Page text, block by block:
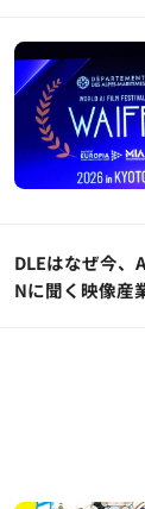
DLEはなぜ今、
Nに聞く映像産